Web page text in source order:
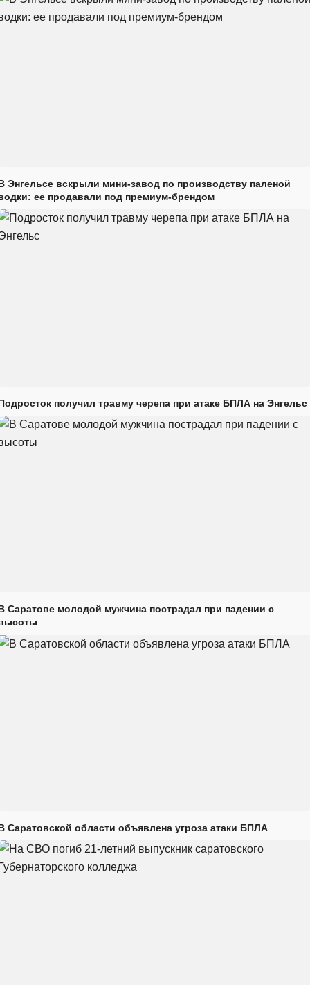
Энгельсе вскрыли мини-завод по производству паленой
ее продавали под премиум-брендом
получил травму черепа при атаке БПЛА на Энгельс
Саратове молодой мужчина пострадал при падении с
Саратовской области объявлена угроза атаки БПЛА